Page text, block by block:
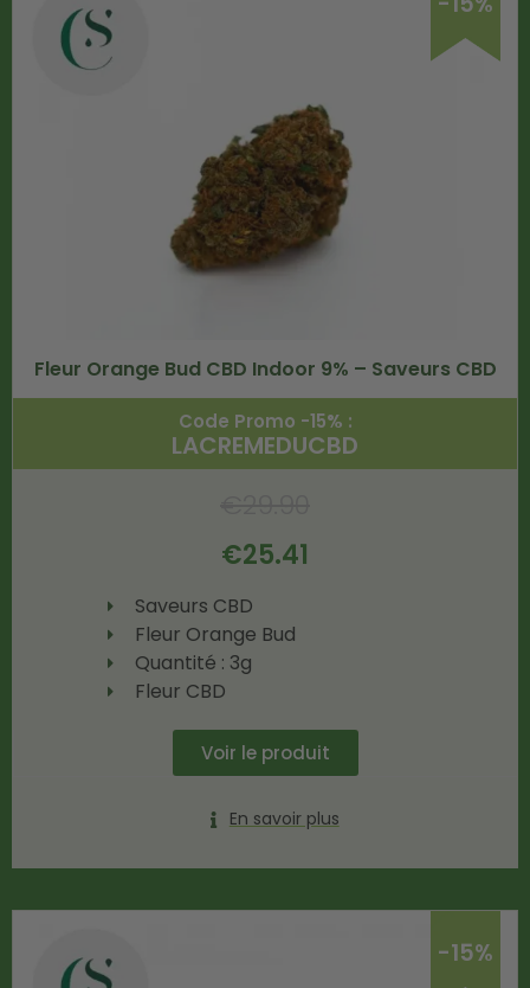
Fleur Orange Bud CBD Indoor 9% – Saveurs CBD
Code Promo -15% :
LACREMEDUCBD
€25.41
Saveurs CBD
Fleur Orange Bud
Quantité : 3g
Fleur CBD
Voir le produit
En savoir plus
-15%